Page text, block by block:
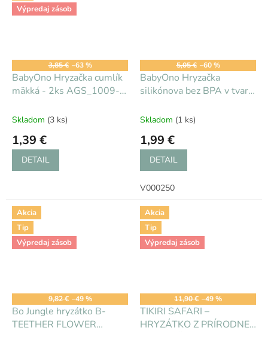
Výpredaj zásob
3,85 € –63 %
BabyOno Hryzačka cumlík
mäkká - 2ks AGS_1009-
Skladom (3 ks)
1,39 €
DETAIL
5,05 € –60 %
BabyOno Hryzačka
silikónova bez BPA v tvare
3m+
Skladom (1 ks)
1,99 €
DETAIL
V000250
Akcia
Tip
Výpredaj zásob
9,82 € –49 %
Bo Jungle hryzátko B-
TEETHER FLOWER
Akcia
Tip
Výpredaj zásob
11,90 € –49 %
TIKIRI SAFARI –
HRYZÁTKO Z PRÍRODNEJ